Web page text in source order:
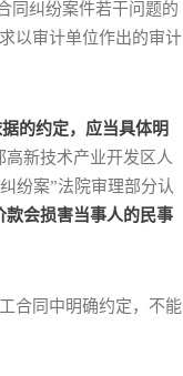
同纠纷案件若干问题的
以审计单位作出的审计
的约定，应当具体明
高新技术产业开发区人
纷案”法院审理部分认
款会损害当事人的民事
合同中明确约定，不能